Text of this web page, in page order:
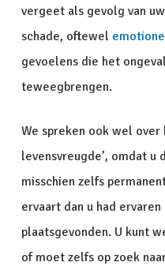
vergeet als gevolg van
schade, oftewel
gevoelens die het
teweegbrengen.
We spreken ook wel over
levensvreugde’, omdat
misschien zelfs
ervaart dan u had
plaatsgevonden. U kunt
of moet zelfs op zoek